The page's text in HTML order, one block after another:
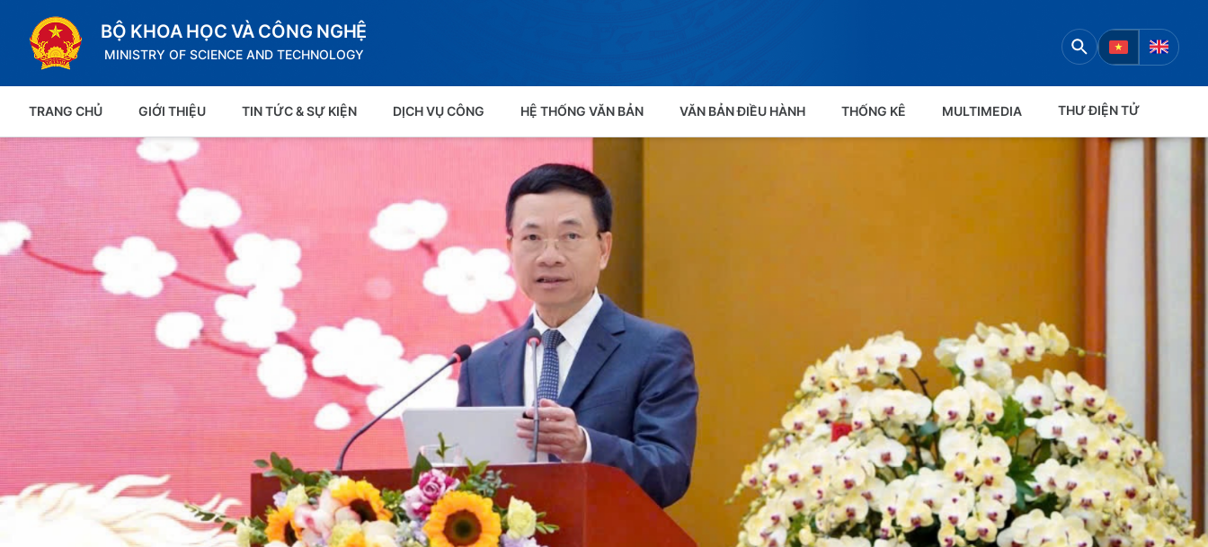
BỘ KHOA HỌC VÀ CÔNG NGHỆ
MINISTRY OF SCIENCE AND TECHNOLOGY
TRANG CHỦ GIỚI THIỆU TIN TỨC & SỰ KIỆN DỊCH VỤ CÔNG HỆ THỐNG VĂN BẢN VĂN BẢN ĐIỀU HÀNH THỐNG KÊ MULTIMEDIA THƯ ĐIỆN TỬ